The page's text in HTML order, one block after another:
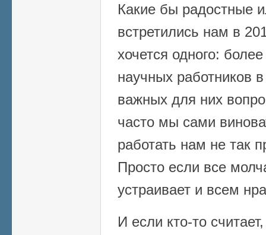
Какие бы радостные
встретились нам в
хочется одного:
научных работников
важных для них
часто мы сами
работать нам не так
Просто если все
устраивает и всем
И если кто-то